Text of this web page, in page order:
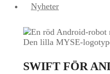
Nyheter
SWIFT FÖR